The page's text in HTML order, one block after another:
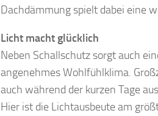
Dachdämmung spielt dabei eine
Licht macht glücklich
Neben Schallschutz sorgt auch
angenehmes Wohlfühlklima.
auch während der kurzen Tage
Hier ist die Lichtausbeute am